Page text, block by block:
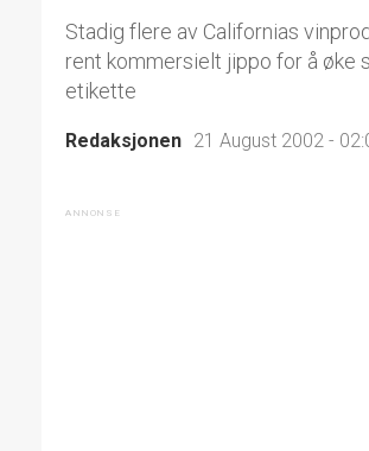
Stadig flere av Californias
rent kommersielt jippo for å øke
etikette
Redaksjonen 21 August 2002 -